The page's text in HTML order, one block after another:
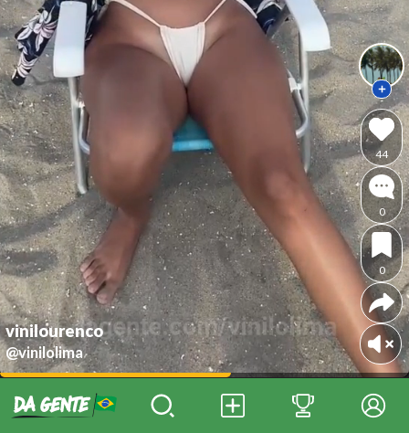
vinilourenco
@vinilolima
44
0
0